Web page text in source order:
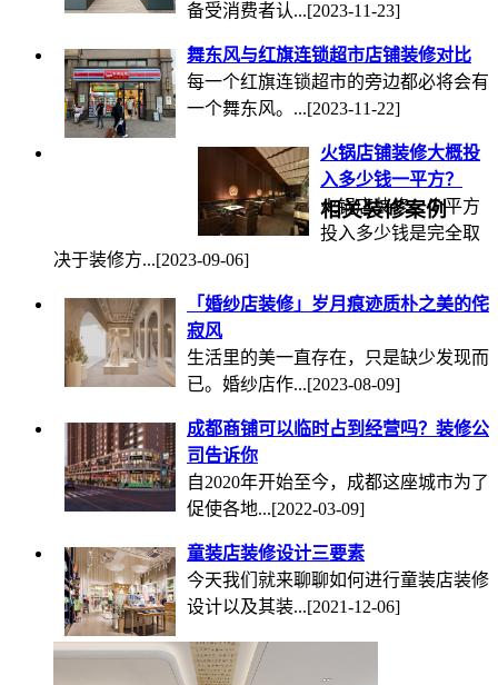
备受消费者认...[2023-11-23]
舞东风与红旗连锁超市店铺装修对比
每一个红旗连锁超市的旁边都必将会有
一个舞东风。...[2023-11-22]
火锅店铺装修大概投
入多少钱一平方？
火锅店装修一个平方
投入多少钱是完全取
决于装修方...[2023-09-06]
「婚纱店装修」岁月痕迹质朴之美的侘
寂风
生活里的美一直存在，只是缺少发现而
已。婚纱店作...[2023-08-09]
成都商铺可以临时占到经营吗？装修公
司告诉你
自2020年开始至今，成都这座城市为了
促使各地...[2022-03-09]
童装店装修设计三要素
今天我们就来聊聊如何进行童装店装修
设计以及其装...[2021-12-06]
相关装修案例